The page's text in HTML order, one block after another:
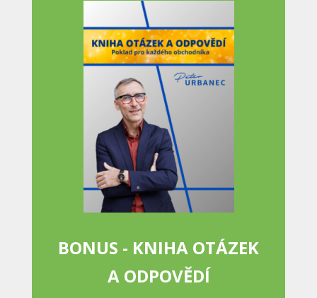
BONUS - KNIHA OTÁZEK
A ODPOVĚDÍ